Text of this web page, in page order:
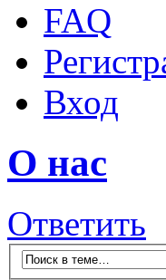
FAQ
Вход
О нас
Ответить